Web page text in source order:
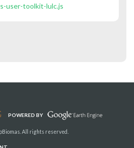
user-toolkit-lulc.js
POWERED BY
All rights reserved.